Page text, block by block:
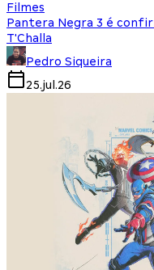
Filmes
Pantera Negra 3 é
T'Challa
Pedro Siqueira
25.jul.26